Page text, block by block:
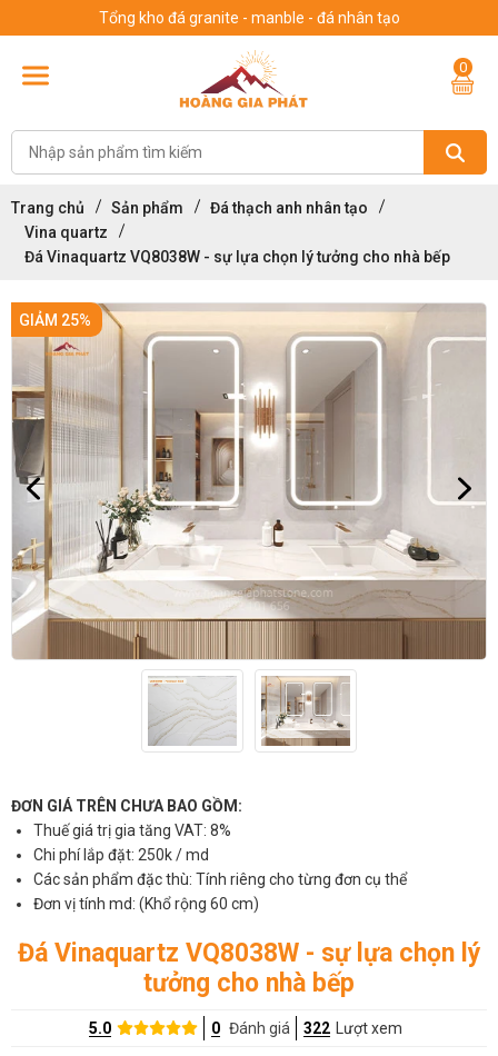
Tổng kho đá granite - manble - đá nhân tạo
0
Trang chủ Sản phẩm
Đá thạch anh nhân tạo
Vina quartz
Đá Vinaquartz VQ8038W - sự lựa chọn lý tưởng cho nhà bếp
GIẢM 25%
ĐƠN GIÁ TRÊN CHƯA BAO GỒM:
Thuế giá trị gia tăng VAT: 8%
Chi phí lắp đặt: 250k / md
Các sản phẩm đặc thù: Tính riêng cho từng đơn cụ thể
Đơn vị tính md: (Khổ rộng 60 cm)
Đá Vinaquartz VQ8038W - sự lựa chọn lý
tưởng cho nhà bếp
5.0 0 Đánh giá 322 Lượt xem